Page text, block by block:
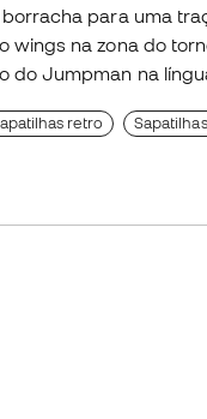
borracha para uma
wings na zona do
do Jumpman na
retro